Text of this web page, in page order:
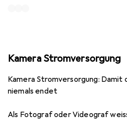
Kamera Stromversorgung
Kamera Stromversorgung:
niemals endet
Als Fotograf oder Videograf